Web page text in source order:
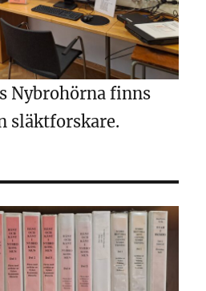
Nybrohörna finns
släktforskare.